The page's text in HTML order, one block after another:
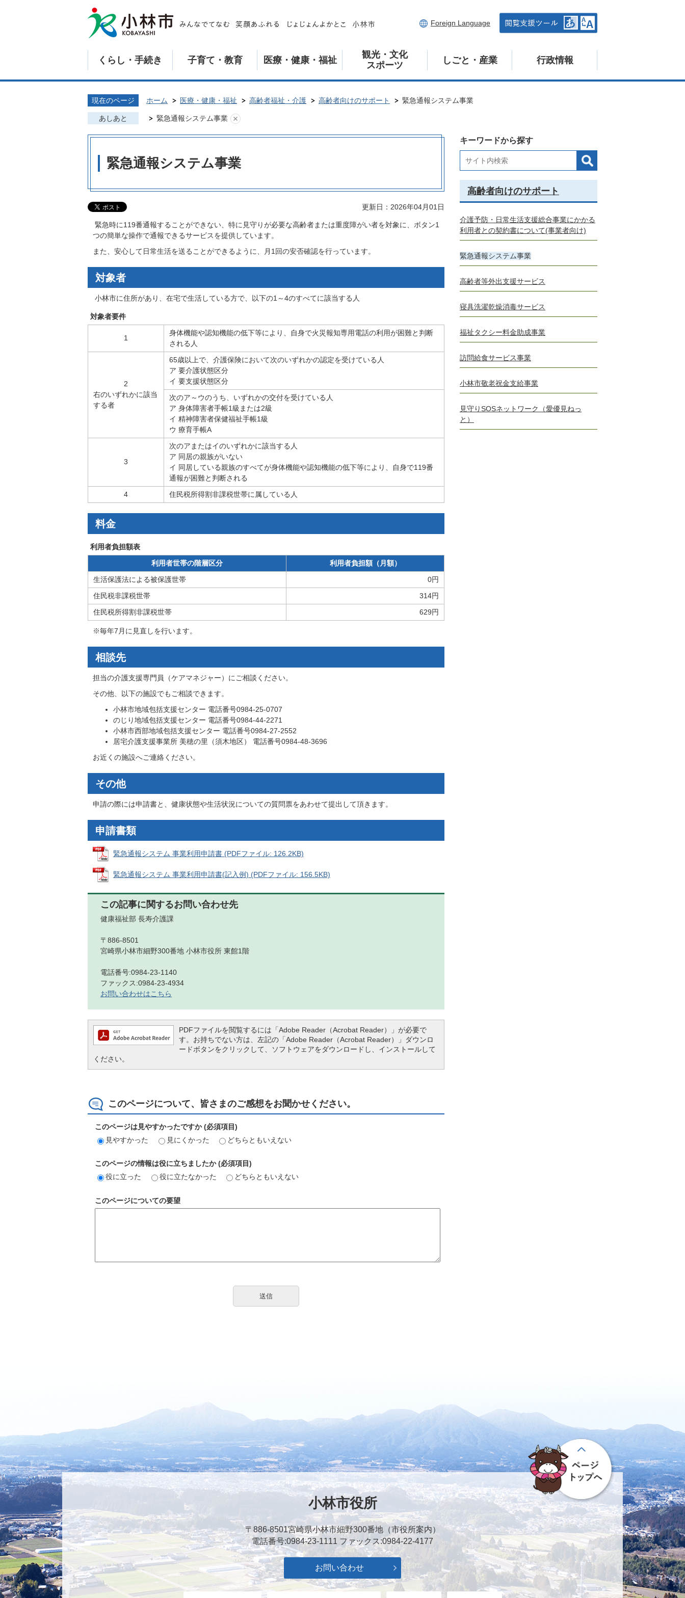
Foreign Language
くらし・手続き 子育て・教育 医療・健康・福祉
観光・文化
スポーツ
しごと・産業 行政情報
現在のページ ホーム 医療・健康・福祉 高齢者福祉・介護 高齢者向けのサポート 緊急通報システム事業
あしあと 緊急通報システム事業
緊急通報システム事業
更新日：2026年04月01日
緊急時に119番通報することができない、特に見守りが必要な高齢者または重度障がい者を対象に、ボタン1
つの簡単な操作で通報できるサービスを提供しています。
また、安心して日常生活を送ることができるように、月1回の安否確認を行っています。
対象者
小林市に住所があり、在宅で生活している方で、以下の1～4のすべてに該当する人
対象者要件
1
身体機能や認知機能の低下等により、自身で火災報知専用電話の利用が困難と判断
される人
2
右のいずれかに該当
する者
65歳以上で、介護保険において次のいずれかの認定を受けている人
ア 要介護状態区分
イ 要支援状態区分
次のア～ウのうち、いずれかの交付を受けている人
ア 身体障害者手帳1級または2級
イ 精神障害者保健福祉手帳1級
ウ 療育手帳A
3
次のアまたはイのいずれかに該当する人
ア 同居の親族がいない
イ 同居している親族のすべてが身体機能や認知機能の低下等により、自身で119番
通報が困難と判断される
4
住民税所得割非課税世帯に属している人
料金
利用者負担額表
利用者世帯の階層区分
利用者負担額（月額）
生活保護法による被保護世帯
0円
住民税非課税世帯
314円
住民税所得割非課税世帯
629円
※毎年7月に見直しを行います。
相談先
担当の介護支援専門員（ケアマネジャー）にご相談ください。
その他、以下の施設でもご相談できます。
小林市地域包括支援センター 電話番号0984-25-0707
のじり地域包括支援センター 電話番号0984-44-2271
小林市西部地域包括支援センター 電話番号0984-27-2552
居宅介護支援事業所 美穂の里（須木地区） 電話番号0984-48-3696
お近くの施設へご連絡ください。
その他
申請の際には申請書と、健康状態や生活状況についての質問票をあわせて提出して頂きます。
申請書類
緊急通報システム 事業利用申請書 (PDFファイル: 126.2KB)
緊急通報システム 事業利用申請書(記入例) (PDFファイル: 156.5KB)
この記事に関するお問い合わせ先
健康福祉部 長寿介護課
〒886-8501
宮崎県小林市細野300番地 小林市役所 東館1階
電話番号:0984-23-1140
ファックス:0984-23-4934
お問い合わせはこちら
PDFファイルを閲覧するには「Adobe Reader（Acrobat Reader）」が必要で
す。お持ちでない方は、左記の「Adobe Reader（Acrobat Reader）」ダウンロ
ードボタンをクリックして、ソフトウェアをダウンロードし、インストールして
ください。
このページについて、皆さまのご感想をお聞かせください。
このページは見やすかったですか (必須項目)
見やすかった
見にくかった どちらともいえない
このページの情報は役に立ちましたか (必須項目)
役に立った
役に立たなかった どちらともいえない
このページについての要望
キーワードから探す
高齢者向けのサポート
介護予防・日常生活支援総合事業にかかる
利用者との契約書について(事業者向け)
緊急通報システム事業
高齢者等外出支援サービス
寝具洗濯乾燥消毒サービス
福祉タクシー料金助成事業
訪問給食サービス事業
小林市敬老祝金支給事業
見守りSOSネットワーク（愛優見ねっ
と）
小林市役所
〒886-8501宮崎県小林市細野300番地（市役所案内）
電話番号:0984-23-1111 ファックス:0984-22-4177
お問い合わせ